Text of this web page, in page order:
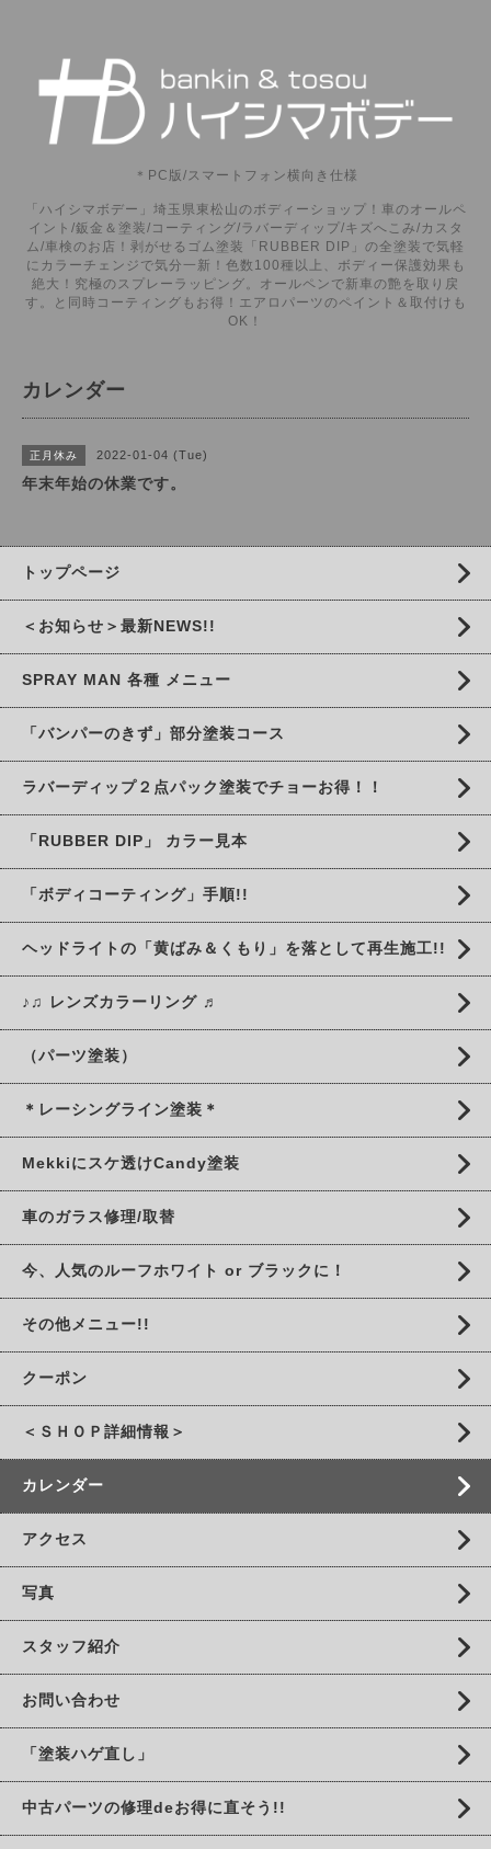
＊PC版/スマートフォン横向き仕様
「ハイシマボデー」埼玉県東松山のボディーショップ！車のオールペ
イント/鈑金＆塗装/コーティング/ラバーディップ/キズへこみ/カスタ
ム/車検のお店！剥がせるゴム塗装「RUBBER DIP」の全塗装で気軽
にカラーチェンジで気分一新！色数100種以上、ボディー保護効果も
絶大！究極のスプレーラッピング。オールペンで新車の艶を取り戻
す。と同時コーティングもお得！エアロパーツのペイント＆取付けも
OK！
カレンダー
正月休み 2022-01-04 (Tue)
年末年始の休業です。
トップページ
＜お知らせ＞最新NEWS!!
SPRAY MAN 各種 メニュー
「バンパーのきず」部分塗装コース
ラバーディップ２点パック塗装でチョーお得！！
「RUBBER DIP」 カラー見本
「ボディコーティング」手順!!
ヘッドライトの「黄ばみ＆くもり」を落として再生施工!!
♪♫ レンズカラーリング ♬
（パーツ塗装）
＊レーシングライン塗装＊
Mekkiにスケ透けCandy塗装
車のガラス修理/取替
今、人気のルーフホワイト or ブラックに！
その他メニュー!!
クーポン
＜ＳＨＯＰ詳細情報＞
カレンダー
アクセス
写真
スタッフ紹介
お問い合わせ
「塗装ハゲ直し」
中古パーツの修理deお得に直そう!!